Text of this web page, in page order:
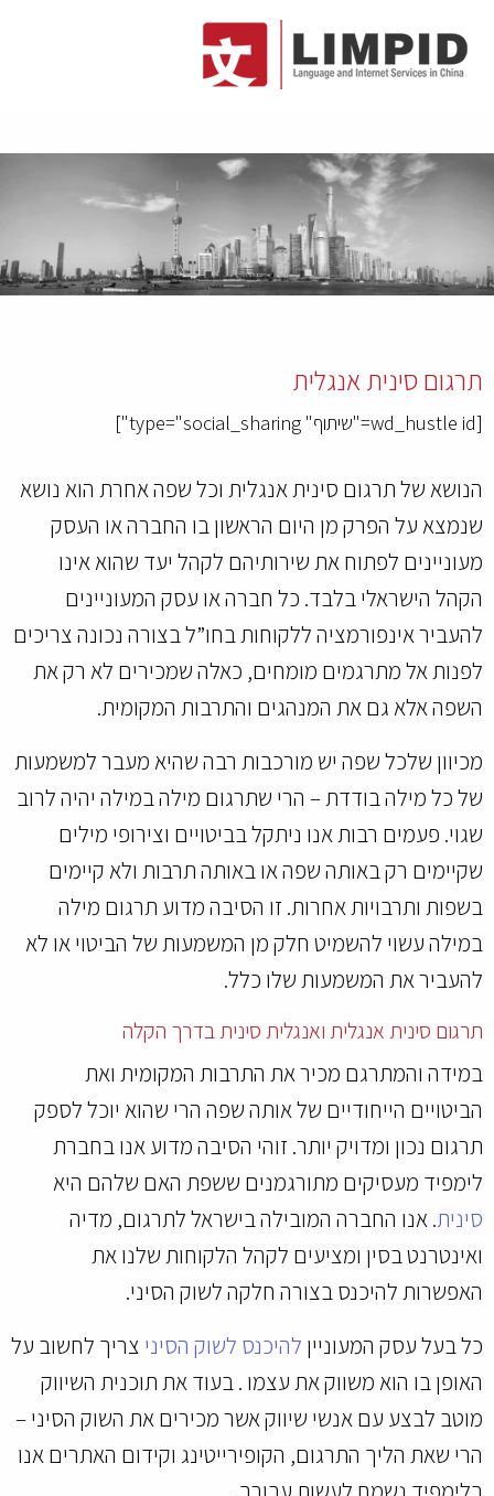
תרגום סינית אנגלית
[wd_hustle id="שיתוף" type="social_sharing"]
הנושא של תרגום סינית אנגלית וכל שפה אחרת הוא נושא
שנמצא על הפרק מן היום הראשון בו החברה או העסק
מעוניינים לפתוח את שירותיהם לקהל יעד שהוא אינו
הקהל הישראלי בלבד. כל חברה או עסק המעוניינים
להעביר אינפורמציה ללקוחות בחו”ל בצורה נכונה צריכים
לפנות אל מתרגמים מומחים, כאלה שמכירים לא רק את
השפה אלא גם את המנהגים והתרבות המקומית.
מכיוון שלכל שפה יש מורכבות רבה שהיא מעבר למשמעות
של כל מילה בודדת – הרי שתרגום מילה במילה יהיה לרוב
שגוי. פעמים רבות אנו ניתקל בביטויים וצירופי מילים
שקיימים רק באותה שפה או באותה תרבות ולא קיימים
בשפות ותרבויות אחרות. זו הסיבה מדוע תרגום מילה
במילה עשוי להשמיט חלק מן המשמעות של הביטוי או לא
להעביר את המשמעות שלו כלל.
תרגום סינית אנגלית ואנגלית סינית בדרך הקלה
במידה והמתרגם מכיר את התרבות המקומית ואת
הביטויים הייחודיים של אותה שפה הרי שהוא יוכל לספק
תרגום נכון ומדויק יותר. זוהי הסיבה מדוע אנו בחברת
לימפיד מעסיקים מתורגמנים ששפת האם שלהם היא
סינית. אנו החברה המובילה בישראל לתרגום, מדיה
ואינטרנט בסין ומציעים לקהל הלקוחות שלנו את
האפשרות להיכנס בצורה חלקה לשוק הסיני.
כל בעל עסק המעוניין להיכנס לשוק הסיני צריך לחשוב על
האופן בו הוא משווק את עצמו . בעוד את תוכנית השיווק
מוטב לבצע עם אנשי שיווק אשר מכירים את השוק הסיני –
הרי שאת הליך התרגום, הקופירייטינג וקידום האתרים אנו